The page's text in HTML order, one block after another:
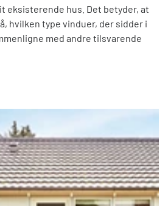
eksisterende hus. Det betyder, at
hvilken type vinduer, der sidder i
med andre tilsvarende